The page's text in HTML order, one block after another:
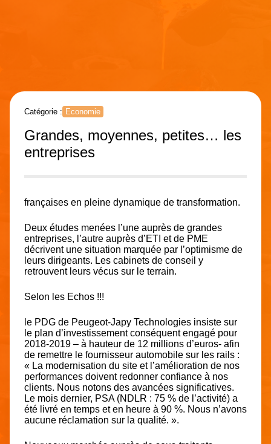
Catégorie : Economie
Grandes, moyennes, petites… les
entreprises
françaises en pleine dynamique de transformation.
Deux études menées l’une auprès de grandes
entreprises, l’autre auprès d’ETI et de PME
décrivent une situation marquée par l’optimisme de
leurs dirigeants. Les cabinets de conseil y
retrouvent leurs vécus sur le terrain.
Selon les Echos !!!
le PDG de Peugeot-Japy Technologies insiste sur
le plan d’investissement conséquent engagé pour
2018-2019 – à hauteur de 12 millions d’euros- afin
de remettre le fournisseur automobile sur les rails :
« La modernisation du site et l’amélioration de nos
performances doivent redonner confiance à nos
clients. Nous notons des avancées significatives.
Le mois dernier, PSA (NDLR : 75 % de l’activité) a
été livré en temps et en heure à 90 %. Nous n’avons
aucune réclamation sur la qualité. ».